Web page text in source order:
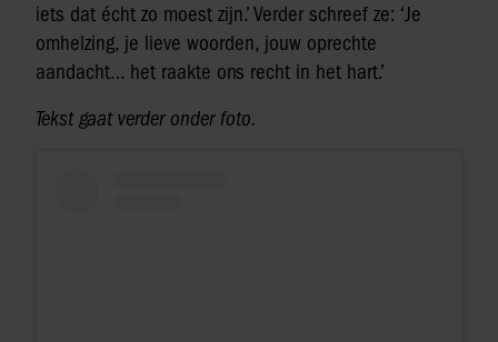
iets dat écht zo moest zijn.’ Verder schreef ze: ‘Je
omhelzing, je lieve woorden, jouw oprechte
aandacht… het raakte ons recht in het hart.’
Tekst gaat verder onder foto.